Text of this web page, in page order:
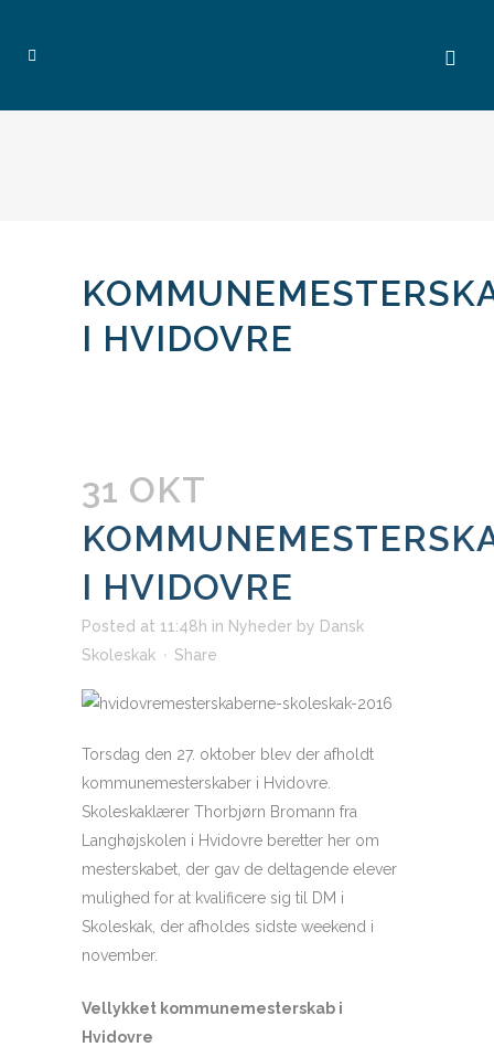
I HVIDOVRE
31 OKT
I HVIDOVRE
Posted at 11:48h in Nyheder by Dansk
Skoleskak
Share
Torsdag den 27. oktober blev der afholdt
kommunemesterskaber i Hvidovre.
Skoleskaklærer Thorbjørn Bromann fra
Langhøjskolen i Hvidovre beretter her om
mesterskabet, der gav de deltagende elever
mulighed for at kvalificere sig til DM i
Skoleskak, der afholdes sidste weekend i
november.
Vellykket kommunemesterskab i
Hvidovre